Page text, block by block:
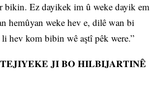
bikin. Ez dayikek im û weke dayik em
hemûyan weke hev e, dilê wan bi
hev kom bibin wê aştî pêk were.”
JI BO HILBIJARTINÊ